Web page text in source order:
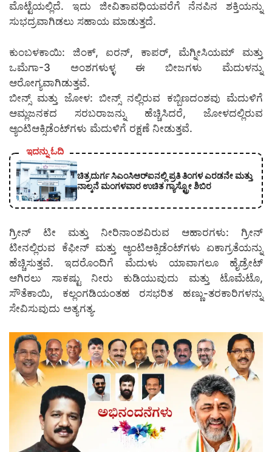
ಮೊಟ್ಟೆಯಲ್ಲಿದೆ. ಇದು ಜೀವಿತಾವಧಿಯವರೆಗೆ ನೆನಪಿನ ಶಕ್ತಿಯನ್ನು
ಸುಭದ್ರವಾಗಿಡಲು ಸಹಾಯ ಮಾಡುತ್ತದೆ.
ಕುಂಬಳಕಾಯಿ: ಜಿಂಕ್, ಐರನ್, ಕಾಪರ್, ಮೆಗ್ನೀಸಿಯಮ್ ಮತ್ತು
ಒಮೆಗಾ-3 ಅಂಶಗಳುಳ್ಳ ಈ ಬೀಜಗಳು ಮೆದುಳನ್ನು
ಆರೋಗ್ಯವಾಗಿಡುತ್ತವೆ.
ಬೀನ್ಸ್ ಮತ್ತು ಜೋಳ: ಬೀನ್ಸ್‌ ನಲ್ಲಿರುವ ಕಬ್ಬಿಣದಂಶವು ಮೆದುಳಿಗೆ
ಆಮ್ಲಜನಕದ ಸರಬರಾಜನ್ನು ಹೆಚ್ಚಿಸಿದರೆ, ಜೋಳದಲ್ಲಿರುವ
ಆ್ಯಂಟಿಆಕ್ಸಿಡೆಂಟ್‌ಗಳು ಮೆದುಳಿಗೆ ರಕ್ಷಣೆ ನೀಡುತ್ತವೆ.
ಇದನ್ನು ಓದಿ
ಚಿತ್ರದುರ್ಗ ಸಿಎಂಸಿಆರ್‍ಐನಲ್ಲಿ ಪ್ರತಿ ತಿಂಗಳ ಎರಡನೇ ಮತ್ತು
ನಾಲ್ಕನೆ ಮಂಗಳವಾರ ಉಚಿತ ಗ್ಯಾಸ್ಟ್ರೋ ಶಿಬಿರ
ಗ್ರೀನ್ ಟೀ ಮತ್ತು ನೀರಿನಾಂಶವಿರುವ ಆಹಾರಗಳು: ಗ್ರೀನ್
ಟೀನಲ್ಲಿರುವ ಕೆಫೀನ್ ಮತ್ತು ಆ್ಯಂಟಿಆಕ್ಸಿಡೆಂಟ್‌ಗಳು ಏಕಾಗ್ರತೆಯನ್ನು
ಹೆಚ್ಚಿಸುತ್ತವೆ. ಇದರೊಂದಿಗೆ ಮೆದುಳು ಯಾವಾಗಲೂ ಹೈಡ್ರೇಟ್
ಆಗಿರಲು ಸಾಕಷ್ಟು ನೀರು ಕುಡಿಯುವುದು ಮತ್ತು ಟೊಮೆಟೊ,
ಸೌತೆಕಾಯಿ, ಕಲ್ಲಂಗಡಿಯಂತಹ ರಸಭರಿತ ಹಣ್ಣು-ತರಕಾರಿಗಳನ್ನು
ಸೇವಿಸುವುದು ಅತ್ಯಗತ್ಯ.